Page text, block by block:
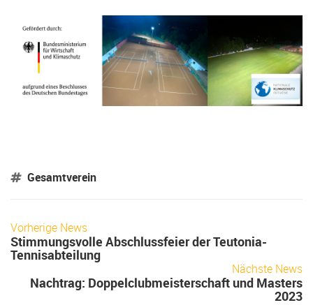
Gesamtverein
Vorherige News
Stimmungsvolle Abschlussfeier der Teutonia-
Tennisabteilung
Nächste News
Nachtrag: Doppelclubmeisterschaft und Masters
2023